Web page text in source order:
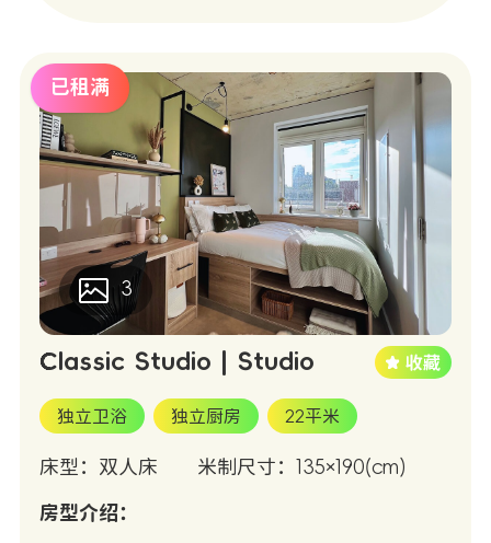
已租满
3
Classic Studio | Studio
独立卫浴 独立厨房 22平米
床型：双人床 米制尺寸：135×190(cm)
房型介绍：